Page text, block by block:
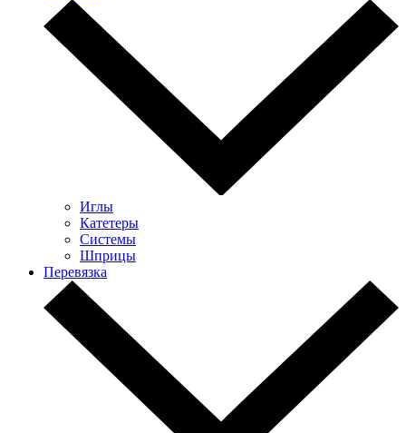
Иглы
Катетеры
Системы
Шприцы
Перевязка